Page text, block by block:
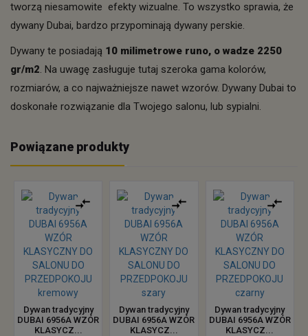
tworzą niesamowite efekty wizualne. To wszystko sprawia, że
dywany Dubai, bardzo przypominają dywany perskie.
Dywany te posiadają 10 milimetrowe runo, o wadze 2250
gr/m2. Na uwagę zasługuje tutaj szeroka gama kolorów,
rozmiarów, a co najważniejsze nawet wzorów. Dywany Dubai to
doskonałe rozwiązanie dla Twojego salonu, lub sypialni.
Powiązane produkty
Dywan tradycyjny
DUBAI 6956A WZÓR
KLASYCZ...
Dywan tradycyjny
DUBAI 6956A WZÓR
KLASYCZ...
Dywan tradycyjny
DUBAI 6956A WZÓR
KLASYCZ...